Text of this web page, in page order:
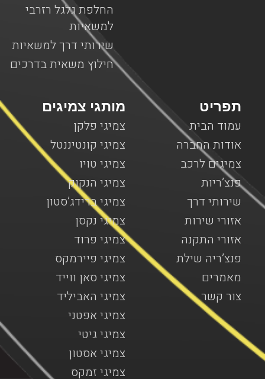
החלפת גלגל רזרבי
למשאיות
שירותי דרך למשאיות
חילוץ משאית בדרכים
מותגי צמיגים
צמיגי פלקן
צמיגי קונטיננטל
צמיגי טויו
צמיגי הנקוק
צמיגי ברידג’סטון
צמיגי נקסן
צמיגי פרוד
צמיגי פיירמקס
צמיגי סאן ווייד
צמיגי האביליד
צמיגי אפטני
צמיגי גיטי
צמיגי אסטון
צמיגי זמקס
תפריט
עמוד הבית
אודות החברה
צמיגים לרכב
פנצ’ריות
שירותי דרך
אזורי שירות
אזורי התקנה
פנצ’ריה שילת
מאמרים
צור קשר